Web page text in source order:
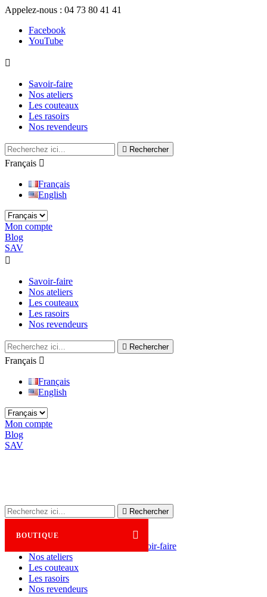
Appelez-nous : 04 73 80 41 41
Facebook
YouTube

Savoir-faire
Nos ateliers
Les couteaux
Les rasoirs
Nos revendeurs
 Rechercher
Français 
Français
English
Mon compte
Blog
SAV

Savoir-faire
Nos ateliers
Les couteaux
Les rasoirs
Nos revendeurs
 Rechercher
Français 
Français
English
Mon compte
Blog
SAV
 Rechercher

BOUTIQUE
Savoir-faire
Nos ateliers
Les couteaux
Les rasoirs
Nos revendeurs